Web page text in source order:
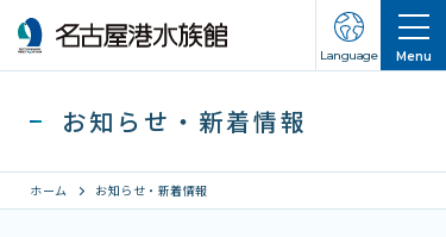
Menu
Language
お知らせ・新着情報
ホーム お知らせ・新着情報